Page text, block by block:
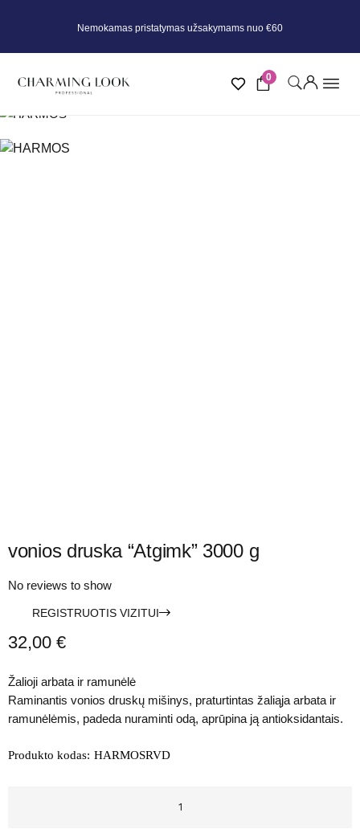
Nemokamas pristatymas užsakymams nuo €60
0
vonios druska “Atgimk” 3000 g
No reviews to show
REGISTRUOTIS VIZITUI
32,00 €
Žalioji arbata ir ramunėlė
Raminantis vonios druskų mišinys, praturtintas žaliąja arbata ir
ramunėlėmis, padeda nuraminti odą, aprūpina ją antioksidantais.
Produkto kodas: HARMOSRVD